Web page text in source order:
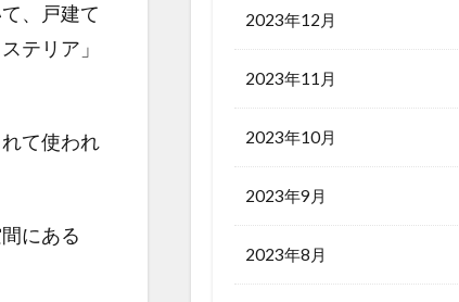
、戸建て
テリア」
て使われ
にある
2023年12月
2023年11月
2023年10月
2023年9月
2023年8月